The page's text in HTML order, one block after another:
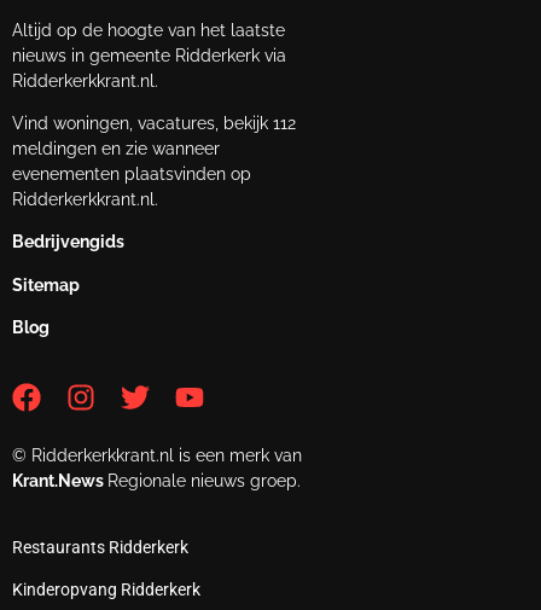
Altijd op de hoogte van het laatste
nieuws in gemeente Ridderkerk via
Ridderkerkkrant.nl.
Vind woningen, vacatures, bekijk 112
meldingen en zie wanneer
evenementen plaatsvinden op
Ridderkerkkrant.nl.
Bedrijvengids
Sitemap
Blog
© Ridderkerkkrant.nl is een merk van
Krant.News Regionale nieuws groep.
Restaurants Ridderkerk
Kinderopvang Ridderkerk